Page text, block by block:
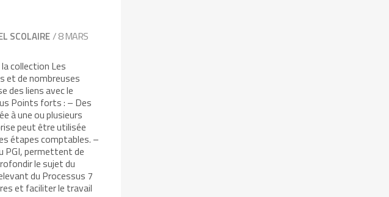
SCOLAIRE/ 8 MARS
collection Les
et de nombreuses
des liens avec le
Points forts : – Des
à une ou plusieurs
peut être utilisée
étapes comptables. –
PGI, permettent de
le sujet du
du Processus 7
et faciliter le travail